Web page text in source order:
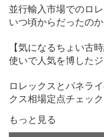
並行輸入市場でのロ
いつ頃からだったの
【気になるちょい古
使いで人気を博した
ロレックスとパネラ
クス相場定点チェッ
もっと見る